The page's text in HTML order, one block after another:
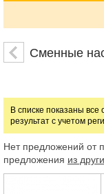
Полировальные диски
Цена
Сменные
В списке показаны все
результат с учетом
Нет предложений от
предложения из